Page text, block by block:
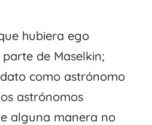
hubiera ego
de Maselkin;
como astrónomo
astrónomos
alguna manera no